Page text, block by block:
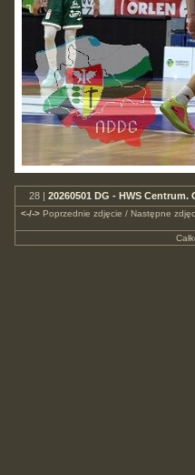
28 | 20260501 DG - HWS
<-/->Poprzednie zdjęcie / Następne